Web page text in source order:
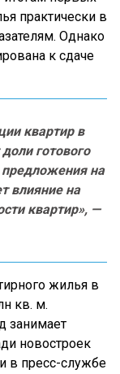
практически в
Однако
к сдаче
квартир в
готового
предложения на
влияние на
квартир», —
жилья в
кв. м.
занимает
новостроек
в пресс-службе